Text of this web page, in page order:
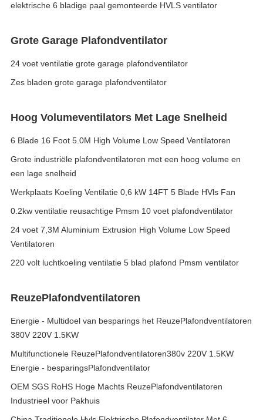
elektrische 6 bladige paal gemonteerde HVLS ventilator
Grote Garage Plafondventilator
24 voet ventilatie grote garage plafondventilator
Zes bladen grote garage plafondventilator
Hoog Volumeventilators Met Lage Snelheid
6 Blade 16 Foot 5.0M High Volume Low Speed Ventilatoren
Grote industriële plafondventilatoren met een hoog volume en
een lage snelheid
Werkplaats Koeling Ventilatie 0,6 kW 14FT 5 Blade HVls Fan
0.2kw ventilatie reusachtige Pmsm 10 voet plafondventilator
24 voet 7,3M Aluminium Extrusion High Volume Low Speed
Ventilatoren
220 volt luchtkoeling ventilatie 5 blad plafond Pmsm ventilator
ReuzePlafondventilatoren
Energie - Multidoel van besparings het ReuzePlafondventilatoren
380V 220V 1.5KW
Multifunctionele ReuzePlafondventilatoren380v 220V 1.5KW
Energie - besparingsPlafondventilator
OEM SGS RoHS Hoge Machts ReuzePlafondventilatoren
Industrieel voor Pakhuis